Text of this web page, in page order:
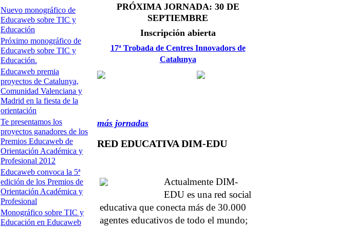
Nuevo monográfico de
Educaweb sobre TIC y
Educación
Próximo monográfico de
Educaweb sobre TIC y
Educación.
Educaweb premia
proyectos de Catalunya,
Comunidad Valenciana y
Madrid en la fiesta de la
orientación
Te presentamos los
proyectos ganadores de los
Premios Educaweb de
Orientación Académica y
Profesional 2012
Educaweb convoca la 5ª
edición de los Premios de
Orientación Académica y
Profesional
Monográfico sobre TIC y
Educación en Educaweb
PRÓXIMA JORNADA: 30 DE
SEPTIEMBRE
Inscripción abierta
17ª Trobada de Centres Innovadors de
Catalunya
más jornadas
RED EDUCATIVA DIM-EDU
Actualmente DIM-
EDU es una red social
educativa que conecta más de 30.000
agentes educativos de todo el mundo;